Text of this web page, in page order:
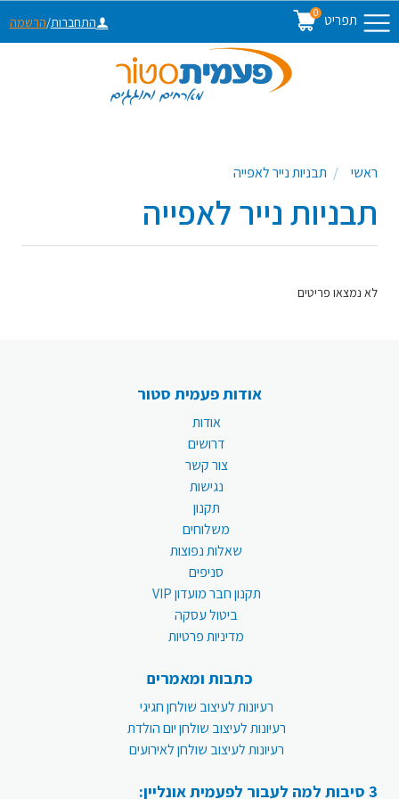
תפריט 0
התחברות/הרשמה
ראשי תבניות נייר לאפייה
תבניות נייר לאפייה
לא נמצאו פריטים
אודות פעמית סטור
אודות
דרושים
צור קשר
נגישות
תקנון
משלוחים
שאלות נפוצות
סניפים
תקנון חבר מועדון VIP
ביטול עסקה
מדיניות פרטיות
כתבות ומאמרים
רעיונות לעיצוב שולחן חגיגי
רעיונות לעיצוב שולחן יום הולדת
רעיונות לעיצוב שולחן לאירועים
3 סיבות למה לעבור לפעמית אונליין: